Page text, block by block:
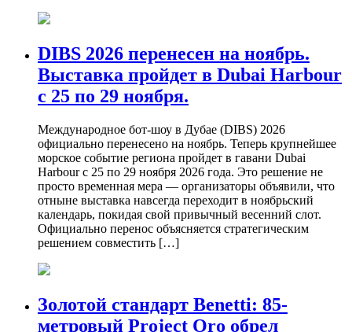
DIBS 2026 перенесен на ноябрь.
Выставка пройдет в Dubai Harbour
с 25 по 29 ноября.
Международное бот-шоу в Дубае (DIBS) 2026
официально перенесено на ноябрь. Теперь крупнейшее
морское событие региона пройдет в гавани Dubai
Harbour с 25 по 29 ноября 2026 года. Это решение не
просто временная мера — организаторы объявили, что
отныне выставка навсегда переходит в ноябрьский
календарь, покидая свой привычный весенний слот.
Официально перенос объясняется стратегическим
решением совместить […]
Золотой стандарт Benetti: 85-
метровый Project Oro обрел